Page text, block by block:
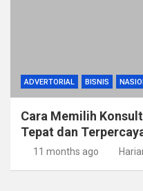
ADVERTORIAL BISNIS
Cara Memilih
Tepat dan
11 months ago